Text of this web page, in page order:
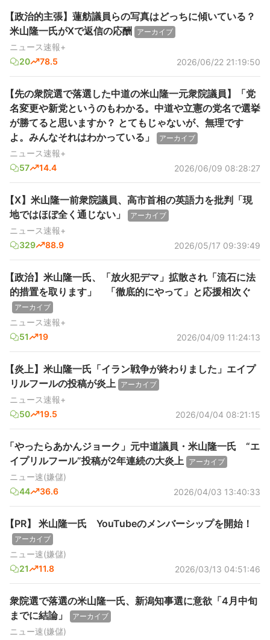
【政治的主張】蓮舫議員らの写真はどっちに傾いている？
米山隆一氏がXで返信の応酬
アーカイブ
ニュース速報+
20
78.5 2026/06/22 21:19:50
【先の衆院選で落選した中道の米山隆一元衆院議員】「党
名変更や新党というのもわかる。中道や立憲の党名で選挙
が勝てると思いますか？ とてもじゃないが、無理です
よ。みんなそれはわかっている」
アーカイブ
ニュース速報+
57
14.4 2026/06/09 08:28:27
【X】米山隆一前衆院議員、高市首相の英語力を批判「現
地ではほぼ全く通じない」
アーカイブ
ニュース速報+
329
88.9 2026/05/17 09:39:49
【政治】米山隆一氏、「放火犯デマ」拡散され「流石に法
的措置を取ります」 「徹底的にやって」と応援相次ぐ
アーカイブ
ニュース速報+
51
19 2026/04/09 11:24:13
【炎上】米山隆一氏「イラン戦争が終わりました」エイプ
リルフールの投稿が炎上 アーカイブ
ニュース速報+
50
19.5 2026/04/04 08:21:15
「やったらあかんジョーク」元中道議員・米山隆一氏 “エ
イプリルフール”投稿が2年連続の大炎上 アーカイブ
ニュー速(嫌儲)
44
36.6 2026/04/03 13:40:33
【PR】 米山隆一氏 YouTubeのメンバーシップを開始！
アーカイブ
ニュー速(嫌儲)
21
11.8 2026/03/13 04:51:46
衆院選で落選の米山隆一氏、新潟知事選に意欲「4月中旬
までに結論」
アーカイブ
ニュー速(嫌儲)